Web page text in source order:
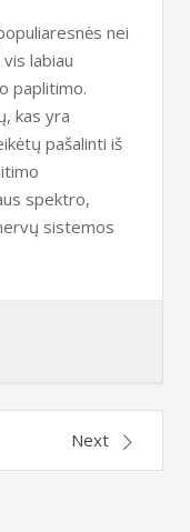
nei
labiau
paplitimo.
kas yra
pašalinti iš
spektro,
sistemos
Next